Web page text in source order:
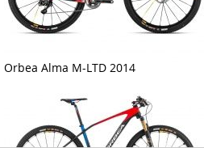
Orbea Alma M-LTD 2014